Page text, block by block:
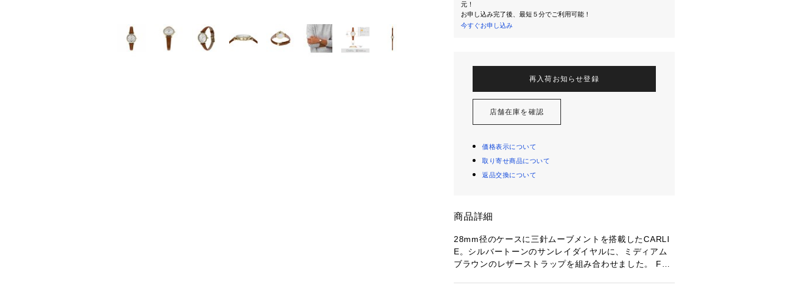
元！
お申し込み完了後、最短５分でご利用可能！
今すぐお申し込み
再入荷お知らせ登録
店舗在庫を確認
価格表示について
取り寄せ商品について
返品交換について
商品詳細
28mm径のケースに三針ムーブメントを搭載したCARLI
E。シルバートーンのサンレイダイヤルに、ミディアム
ブラウンのレザーストラップを組み合わせました。 Fos